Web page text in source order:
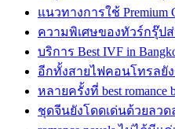
แนวทางการใช้
ความพิเศษของทัวร์กรุ๊ป
บริการ Best IVF in
อีกทั้งสายไฟคอนโทรลยั
หลายครั้งที่ best romance
ชุดจีนยังโดดเด่นด้วยลว